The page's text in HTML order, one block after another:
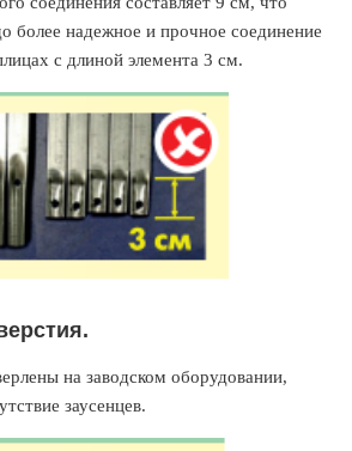
более надежное и прочное соединение
с длиной элемента 3 см.
на заводском оборудовании,
заусенцев.